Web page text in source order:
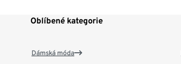
Oblíbené kategorie
Dámská móda